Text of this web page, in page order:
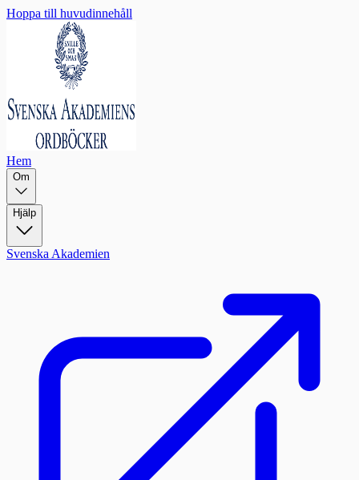
Hoppa till huvudinnehåll
Hem
Om
Hjälp
Svenska Akademien